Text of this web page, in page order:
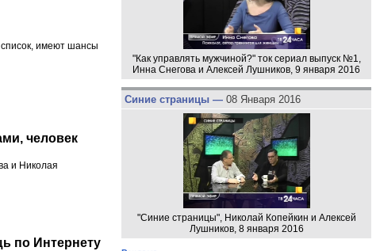
имеют шансы
человек
и Николая
по Интернету
"Как управлять мужчиной?" ток сериал выпуск №1,
Инна Снегова и Алексей Лушников, 9 января 2016
Синие страницы — 08 Января 2016
"Синие страницы", Николай Копейкин и Алексей
Лушников, 8 января 2016